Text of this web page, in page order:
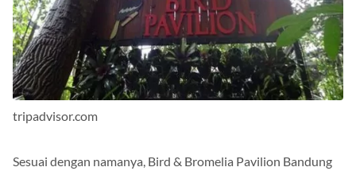
tripadvisor.com
Sesuai dengan namanya, Bird & Bromelia Pavilion Bandung